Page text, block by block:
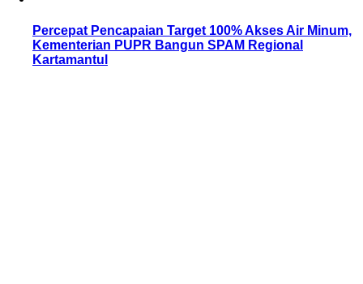
Percepat Pencapaian Target 100% Akses Air Minum,
Kementerian PUPR Bangun SPAM Regional
Kartamantul